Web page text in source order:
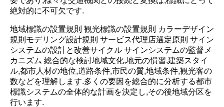
絶対的に不可欠です.
地域標識の設置規則 観光標識の設置規則 カラーデザイン
規則モデリング設計規則 サービス代理店選定原則 サイン
システムの設計と改善サイクル サインシステムの監督メ
カニズム 総合的な検討地域文化,地元の慣習,建築スタイ
ル,都市人材の地位,道路条件,市民の質,地域条件,観光客の
数などを理解します.多くの要因を総合的に分析する都市
標識システムの全体的な計画を決定し,その後地域分区を
行います.